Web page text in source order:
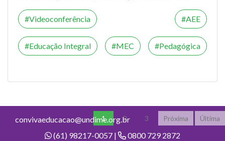
Videoconferência AEE
Educação Integral MEC Pedagógica
1 2 3 Próxima Última
convivaeducacao@undime.org.br
(61) 98217-0057 |
0800 729 2872